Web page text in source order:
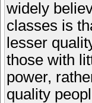
widely
classes is
lesser
those with
power,
quality